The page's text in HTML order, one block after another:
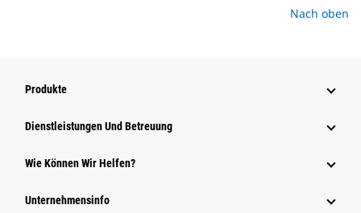
Nach oben
Produkte
Dienstleistungen Und Betreuung
Wie Können Wir Helfen?
Unternehmensinfo